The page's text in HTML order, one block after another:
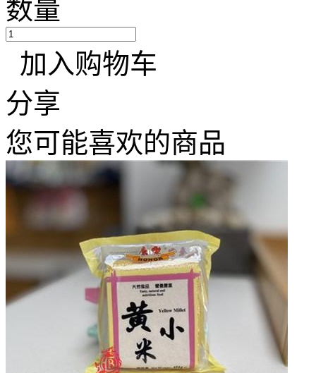
数量
加入购物车
分享
您可能喜欢的商品